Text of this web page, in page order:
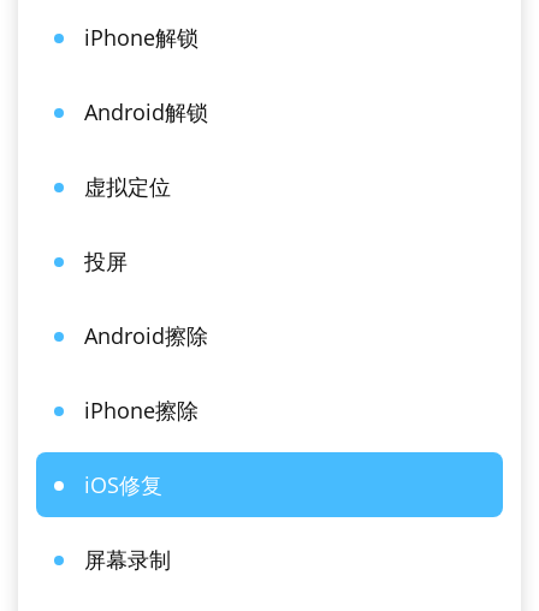
iPhone解锁
Android解锁
虚拟定位
投屏
Android擦除
iPhone擦除
iOS修复
屏幕录制